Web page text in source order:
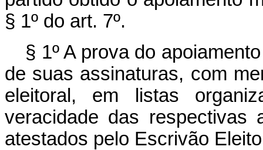
§ 1º do art. 7º.
§ 1º A prova do
de suas assinaturas, com
eleitoral, em listas
veracidade das respectivas
atestados pelo Escrivão